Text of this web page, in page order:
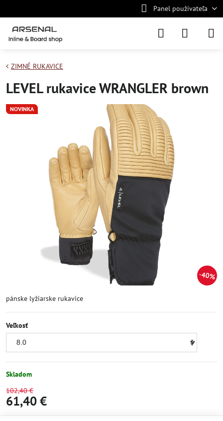
Panel používateľa
NOVINKA
40%
ZIMNÉ RUKAVICE
LEVEL rukavice WRANGLER brown
pánske lyžiarske rukavice
Veľkosť
Skladom
102,40 €
61,40 €